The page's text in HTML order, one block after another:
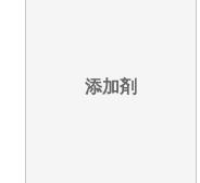
添加剤